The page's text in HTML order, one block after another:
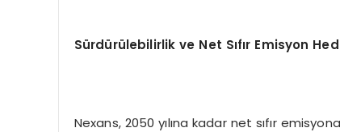
Sürdürülebilirlik ve Net Sıfır Emisyon
Nexans, 2050 yılına kadar net sıfır